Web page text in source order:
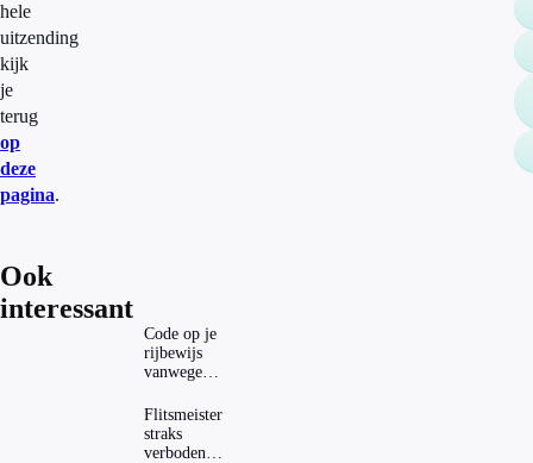
hele
uitzending
kijk
je
terug
op
deze
pagina.
Ook
interessant
Code op je
rijbewijs
vanwege
autisme?
Zo
verwijder
Flitsmeister
straks
verboden?